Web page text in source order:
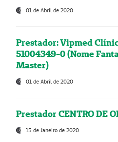
01 de Abril de 2020
Prestador: Vipmed
51004349-0 (Nome
Master)
01 de Abril de 2020
Prestador CENTRO DE
15 de Janeiro de 2020